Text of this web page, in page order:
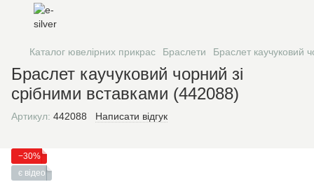
Каталог ювелірних прикрас Браслети Браслет каучуковий
Браслет каучуковий чорний зі
срібними вставками (442088)
Артикул: 442088 Написати відгук
−30%
є відео